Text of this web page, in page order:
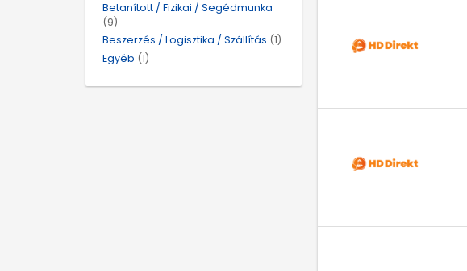
Betanított / Fizikai / Segédmunka
(9)
Beszerzés / Logisztika / Szállítás (1)
Egyéb (1)